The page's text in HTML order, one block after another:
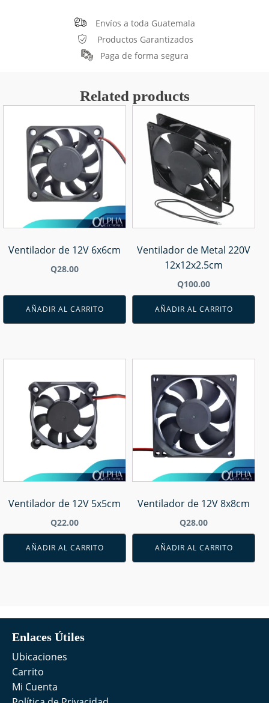
Envíos a toda Guatemala
Productos Garantizados
Paga de forma segura
Related products
Ventilador de 12V 6x6cm
Q28.00
AÑADIR AL CARRITO
Ventilador de Metal 220V
12x12x2.5cm
Q100.00
AÑADIR AL CARRITO
Ventilador de 12V 5x5cm
Q22.00
AÑADIR AL CARRITO
Ventilador de 12V 8x8cm
Q28.00
AÑADIR AL CARRITO
Enlaces Útiles
Ubicaciones
Carrito
Mi Cuenta